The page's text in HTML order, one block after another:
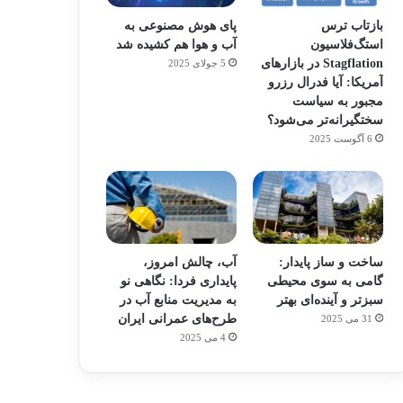
بازتاب ترس
استگ‌فلاسیون
Stagflation در بازارهای
آمریکا: آیا فدرال رزرو
مجبور به سیاست
سختگیرانه‌تر می‌شود؟
6 آگوست 2025
پای هوش مصنوعی به
آب و هوا هم کشیده شد
5 جولای 2025
ساخت و ساز پایدار:
گامی به سوی محیطی
سبزتر و آینده‌ای بهتر
31 می 2025
آب، چالش امروز،
پایداری فردا: نگاهی نو
به مدیریت منابع آب در
طرح‌های عمرانی ایران
4 می 2025
هدفون های 2023